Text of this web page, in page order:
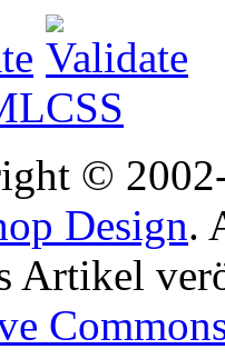
©
Design.
Artikel